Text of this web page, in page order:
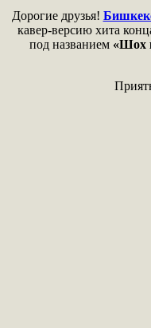
Дорогие друзья!
кавер-версию хита
под названием «Шох